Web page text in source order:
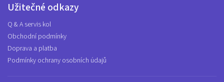
Užitečné odkazy
Q & A servis kol
Obchodní podmínky
Doprava a platba
Podmínky ochrany osobních údajů